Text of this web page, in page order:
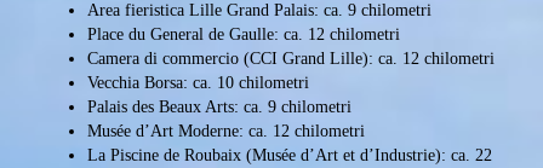
Area fieristica Lille Grand Palais: ca. 9 chilometri
Place du General de Gaulle: ca. 12 chilometri
Camera di commercio (CCI Grand Lille): ca. 12 chilometri
Vecchia Borsa: ca. 10 chilometri
Palais des Beaux Arts: ca. 9 chilometri
Musée d’Art Moderne: ca. 12 chilometri
La Piscine de Roubaix (Musée d’Art et d’Industrie): ca. 22